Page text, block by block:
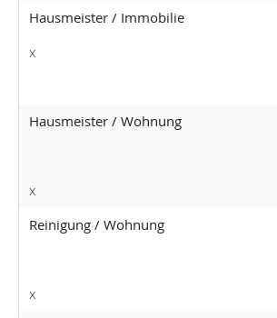
Hausmeister / Immobilie
x
Hausmeister / Wohnung
x
Reinigung / Wohnung
x